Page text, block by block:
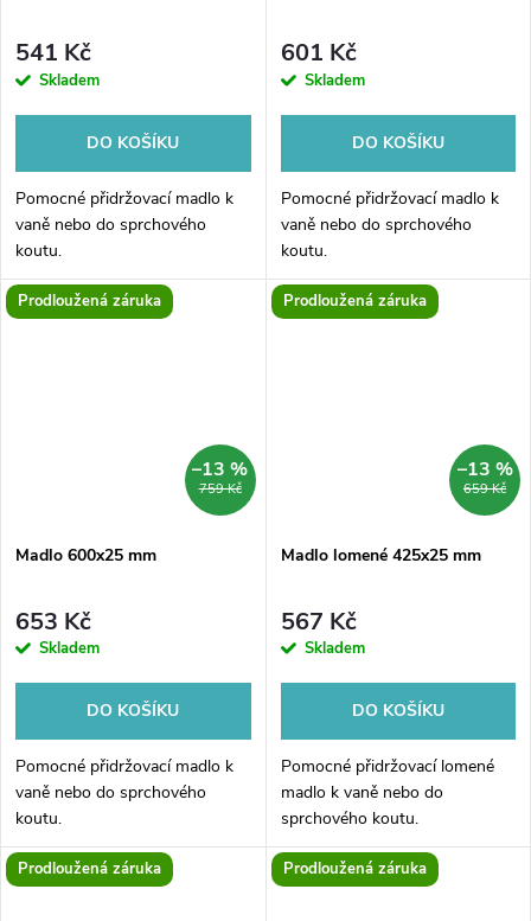
541 Kč
Skladem
DO KOŠÍKU
Pomocné přidržovací madlo k
vaně nebo do sprchového
koutu.
601 Kč
Skladem
DO KOŠÍKU
Pomocné přidržovací madlo k
vaně nebo do sprchového
koutu.
Prodloužená záruka
759 Kč
–13 %
Madlo 600x25 mm
653 Kč
Skladem
DO KOŠÍKU
Pomocné přidržovací madlo k
vaně nebo do sprchového
koutu.
Prodloužená záruka
659 Kč
–13 %
Madlo lomené 425x25 mm
567 Kč
Skladem
DO KOŠÍKU
Pomocné přidržovací lomené
madlo k vaně nebo do
sprchového koutu.
Prodloužená záruka Prodloužená záruka